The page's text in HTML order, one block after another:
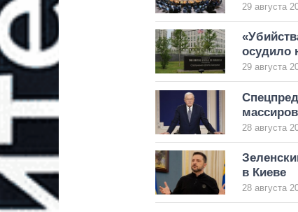
29 августа
осудило
29 августа
28 августа
в Киеве
28 августа